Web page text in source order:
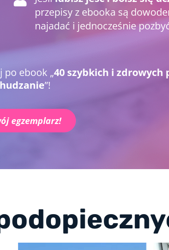
przepisy z ebooka są
najadać i jednocześnie
po ebook „40 szybkich i zdrowych
”!
egzemplarz!